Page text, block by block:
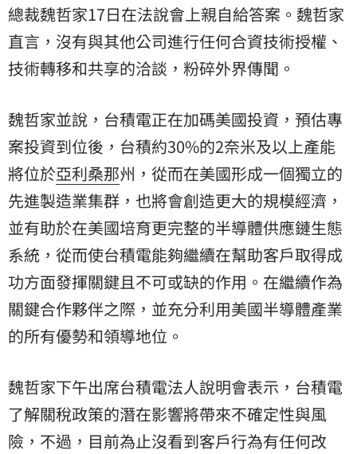
總裁魏哲家17日在法說會上親自給答案。魏哲家
直言，沒有與其他公司進行任何合資技術授權、
技術轉移和共享的洽談，粉碎外界傳聞。
魏哲家並說，台積電正在加碼美國投資，預估專
案投資到位後，台積約30%的2奈米及以上產能
將位於亞利桑那州，從而在美國形成一個獨立的
先進製造業集群，也將會創造更大的規模經濟，
並有助於在美國培育更完整的半導體供應鏈生態
系統，從而使台積電能夠繼續在幫助客戶取得成
功方面發揮關鍵且不可或缺的作用。在繼續作為
關鍵合作夥伴之際，並充分利用美國半導體產業
的所有優勢和領導地位。
魏哲家下午出席台積電法人說明會表示，台積電
了解關稅政策的潛在影響將帶來不確定性與風
險，不過，目前為止沒看到客戶行為有任何改